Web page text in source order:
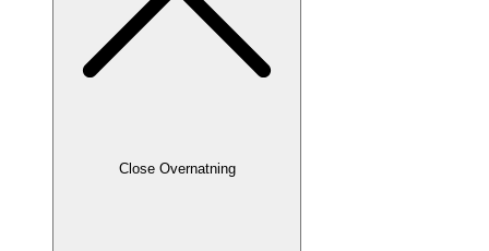
Close Overnatning